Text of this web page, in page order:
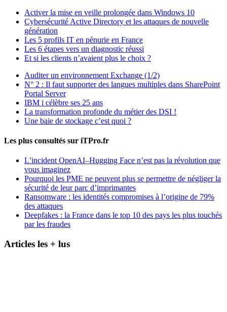
Activer la mise en veille prolongée dans Windows 10
Cybersécurité Active Directory et les attaques de nouvelle
génération
Les 5 profils IT en pénurie en France
Les 6 étapes vers un diagnostic réussi
Et si les clients n’avaient plus le choix ?
Auditer un environnement Exchange (1/2)
N° 2 : Il faut supporter des langues multiples dans SharePoint
Portal Server
IBM i célèbre ses 25 ans
La transformation profonde du métier des DSI !
Une baie de stockage c’est quoi ?
Les plus consultés sur iTPro.fr
L’incident OpenAI–Hugging Face n’est pas la révolution que
vous imaginez
Pourquoi les PME ne peuvent plus se permettre de négliger la
sécurité de leur parc d’imprimantes
Ransomware : les identités compromises à l’origine de 79%
des attaques
Deepfakes : la France dans le top 10 des pays les plus touchés
par les fraudes
Articles les + lus